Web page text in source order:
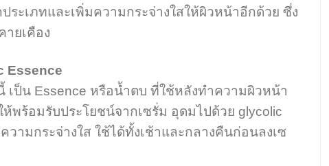
ะเภทและเพิ่มความกระจ่างใสให้ผิวหน้าอีกด้วย ซึ่ง
ายเคือง
Essence
ป็น Essence หรือน้ำตบ ที่ใช้หลังทำความผิวหน้า
พร้อมรับประโยชน์จากเซรั่ม อุดมไปด้วย glycolic
ามกระจ่างใส ใช้ได้ทั้งเช้าและกลางคืนก่อนลงเซ